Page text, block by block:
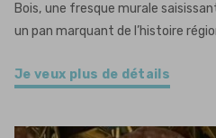
Bois, une fresque murale
un pan marquant de l’histoire
Je veux plus de détails